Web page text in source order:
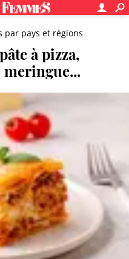
par pays et régions
à pizza,
meringue...